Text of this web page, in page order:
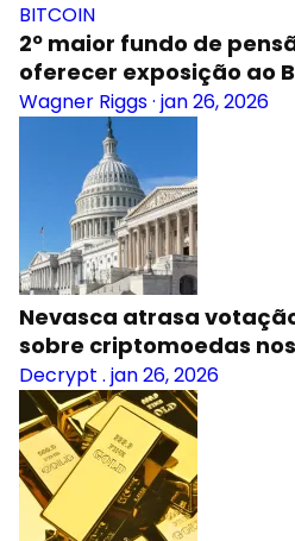
BITCOIN
2º maior fundo de
oferecer exposição ao
Wagner Riggs· jan 26, 2026
Nevasca atrasa
sobre criptomoedas nos
Decrypt . jan 26, 2026